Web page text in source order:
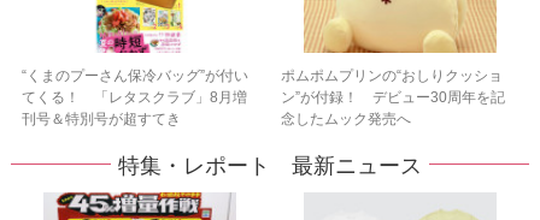
“くまのプーさん保冷バッグ”が付い
てくる！ 「レタスクラブ」8月増
刊号＆特別号が超すてき
ポムポムプリンの“おしりクッショ
ン”が付録！ デビュー30周年を記
念したムック発売へ
特集・レポート 最新ニュース